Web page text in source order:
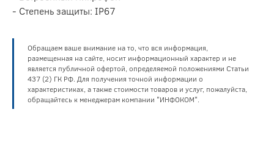
- Степень защиты: IP67
Обращаем ваше внимание на то, что вся информация,
размещенная на сайте, носит информационный характер и не
является публичной офертой, определяемой положениями Статьи
437 (2) ГК РФ. Для получения точной информации о
характеристиках, а также стоимости товаров и услуг, пожалуйста,
обращайтесь к менеджерам компании "ИНФОКОМ".